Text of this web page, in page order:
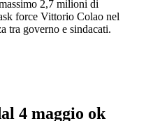
2,7 milioni di
force Vittorio Colao nel
tra governo e sindacati.
4 maggio ok